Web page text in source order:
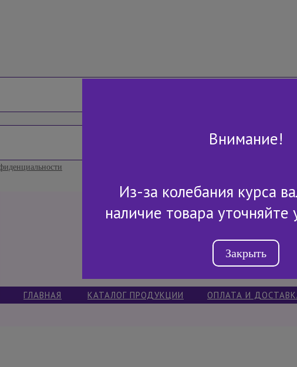
+7 (843) 2-
ГЛАВНАЯ КАТАЛОГ ПРОДУКЦИИ ОПЛАТА И
Внимание!
Из-за колебания курса
наличие товара
Закрыть